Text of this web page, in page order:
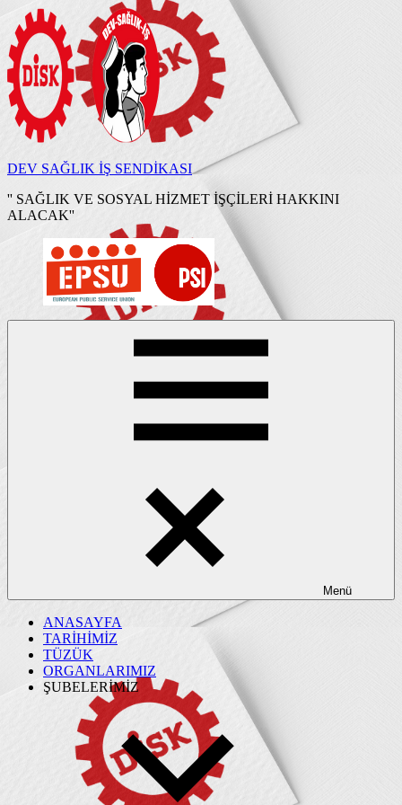
İçeriğe
geç
DEV SAĞLIK İŞ SENDİKASI
'' SAĞLIK VE SOSYAL HİZMET İŞÇİLERİ HAKKINI
ALACAK''
Menü
ANASAYFA
TARİHİMİZ
TÜZÜK
ORGANLARIMIZ
ŞUBELERİMİZ